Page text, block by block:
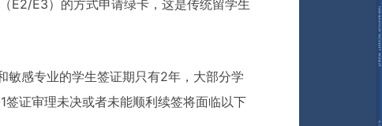
E2/E3）的方式申请绿卡，这是传统留学生
敏感专业的学生签证期只有2年，大部分学
证审理未决或者未能顺利续签将面临以下